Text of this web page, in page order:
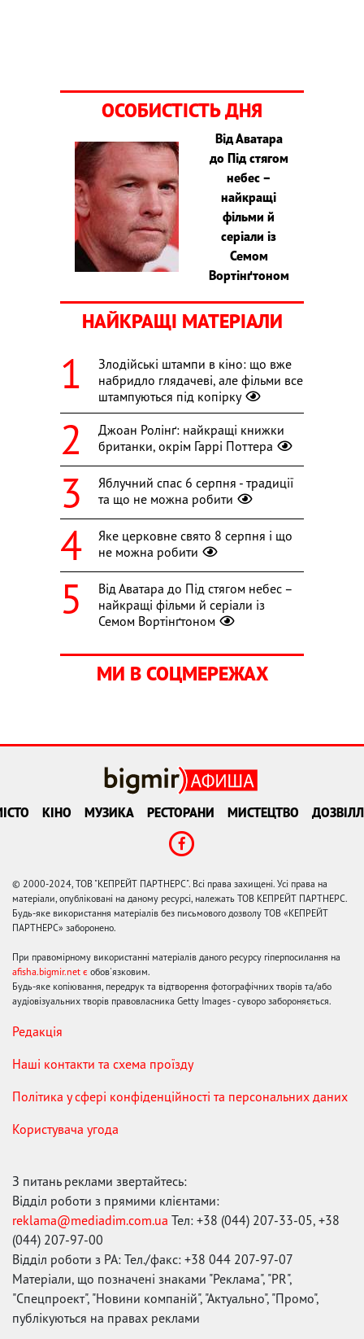
ОСОБИСТІСТЬ ДНЯ
Від Аватара
до Під стягом
небес –
найкращі
фільми й
серіали із
Семом
Вортінґтоном
НАЙКРАЩІ МАТЕРІАЛИ
Злодійські штампи в кіно: що вже
набридло глядачеві, але фільми все
штампуються під копірку
Джоан Ролінґ: найкращі книжки
британки, окрім Гаррі Поттера
Яблучний спас 6 серпня - традиції
та що не можна робити
Яке церковне свято 8 серпня і що
не можна робити
Від Аватара до Під стягом небес –
найкращі фільми й серіали із
Семом Вортінґтоном
МИ В СОЦМЕРЕЖАХ
КІНО МУЗИКА РЕСТОРАНИ МИСТЕЦТВО
© 2000-2024, ТОВ "КЕПРЕЙТ ПАРТНЕРС". Всі права захищені. Усі права на
матеріали, опубліковані на даному ресурсі, належать ТОВ КЕПРЕЙТ ПАРТНЕРС.
Будь-яке використання матеріалів без письмового дозволу ТОВ «КЕПРЕЙТ
ПАРТНЕРС» заборонено.
При правомірному використанні матеріалів даного ресурсу гіперпосилання на
afisha.bigmir.net є обов'язковим.
Будь-яке копіювання, передрук та відтворення фотографічних творів та/або
аудіовізуальних творів правовласника Getty Images - суворо забороняється.
Редакція
Наші контакти та схема проїзду
Політика у сфері конфіденційності та персональних даних
Користувача угода
З питань реклами звертайтесь:
Відділ роботи з прямими клієнтами:
reklama@mediadim.com.ua Тел: +38 (044) 207-33-05, +38
(044) 207-97-00
Відділ роботи з РА: Тел./факс: +38 044 207-97-07
Матеріали, що позначені знаками "Реклама", "PR",
"Спецпроект", "Новини компаній", "Актуально", "Промо",
публікуються на правах реклами